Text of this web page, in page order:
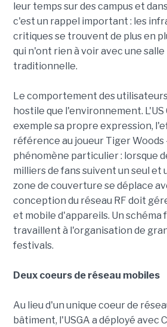
leur temps sur des campus et
c'est un rappel important : les
critiques se trouvent de plus en
qui n'ont rien à voir avec une
traditionnelle.
Le comportement des
hostile que l'environnement. L'US
exemple sa propre expression,
référence au joueur Tiger Woods
phénomène particulier : lorsque
milliers de fans suivent un seul et
zone de couverture se déplace
conception du réseau RF doit
et mobile d'appareils. Un schéma
travaillent à l'organisation de
festivals.
Deux coeurs de réseau mobiles
Au lieu d'un unique coeur de
bâtiment, l'USGA a déployé avec